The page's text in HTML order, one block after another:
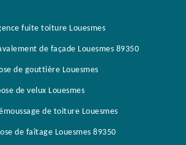
fuite toiture Louesmes
de façade Louesmes 89350
de gouttière Louesmes
de velux Louesmes
de toiture Louesmes
de faîtage Louesmes 89350